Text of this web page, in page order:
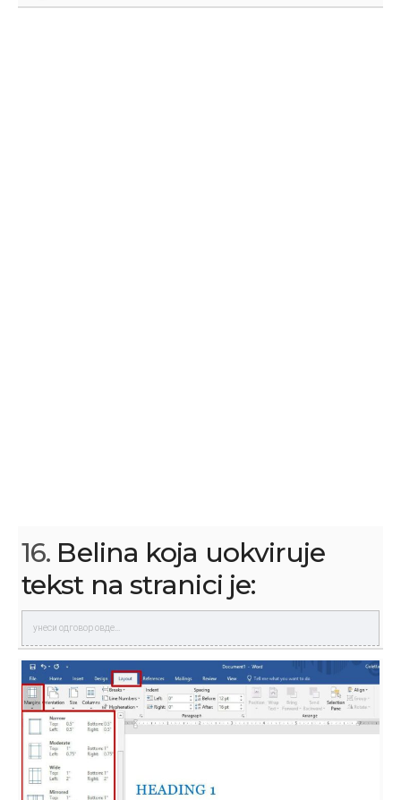
16. Belina koja uokviruje
tekst na stranici je: